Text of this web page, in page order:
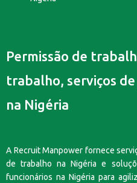
Permissão de
trabalho, serviços
na Nigéria
A Recruit Manpower fornece
de trabalho na Nigéria e
funcionários na Nigéria para